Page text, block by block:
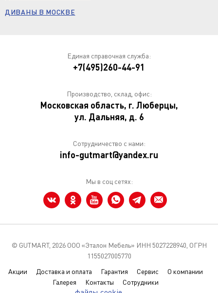
ДИВАНЫ В МОСКВЕ
Единая справочная служба:
+7(495)260-44-91
Производство, склад, офис:
Московская область, г. Люберцы,
ул. Дальняя, д. 6
Сотрудничество с нами:
info-gutmart@yandex.ru
Мы в соц сетях:
© GUTMART, 2026 ООО «Эталон Мебель» ИНН 5027228940, ОГРН
1155027005770
Акции
Доставка и оплата Гарантия Сервис
О компании
Галерея
Контакты Сотрудники